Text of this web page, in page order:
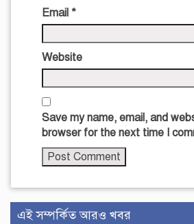
Email *
Website
Save my name, email, and
browser for the next time I
এই সম্পর্কিত আরও খবর